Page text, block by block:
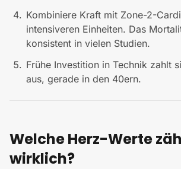
Kombiniere Kraft mit Zone-2-
intensiveren Einheiten. Das
konsistent in vielen Studien.
Frühe Investition in Technik zahlt
aus, gerade in den 40ern.
Welche Herz-Werte
wirklich?